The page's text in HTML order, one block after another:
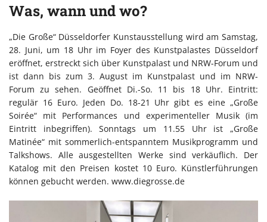
Was, wann und wo?
„Die Große“ Düsseldorfer Kunstausstellung wird am Samstag,
28. Juni, um 18 Uhr im Foyer des Kunstpalastes Düsseldorf
eröffnet, erstreckt sich über Kunstpalast und NRW-Forum und
ist dann bis zum 3. August im Kunstpalast und im NRW-
Forum zu sehen. Geöffnet Di.-So. 11 bis 18 Uhr. Eintritt:
regulär 16 Euro. Jeden Do. 18-21 Uhr gibt es eine „Große
Soirée“ mit Performances und experimenteller Musik (im
Eintritt inbegriffen). Sonntags um 11.55 Uhr ist „Große
Matinée“ mit sommerlich-entspanntem Musikprogramm und
Talkshows. Alle ausgestellten Werke sind verkäuflich. Der
Katalog mit den Preisen kostet 10 Euro. Künstlerführungen
können gebucht werden. www.diegrosse.de